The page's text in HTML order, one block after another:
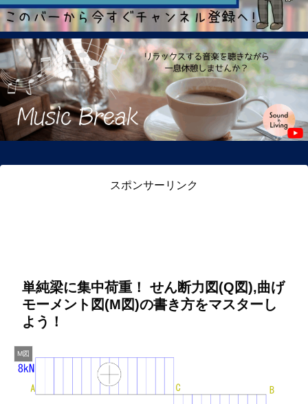
スポンサーリンク
単純梁に集中荷重！ せん断力図(Q図),曲げ
モーメント図(M図)の書き方をマスターし
よう！
M図